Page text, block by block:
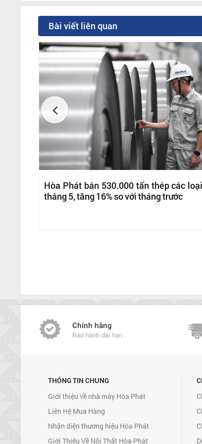
Bài viết liên quan
Hòa Phát bán 530.000 tấn thép các
tháng 5, tăng 16% so với tháng trước
Chính hãng
Bảo hành dài hạn
THÔNG TIN CHUNG
Giới thiệu về nhà máy Hòa Phát
Liên Hệ Mua Hàng
Nhận diện thương hiệu Hòa Phát
Giới Thiệu Về Nội Thất Hòa Phát